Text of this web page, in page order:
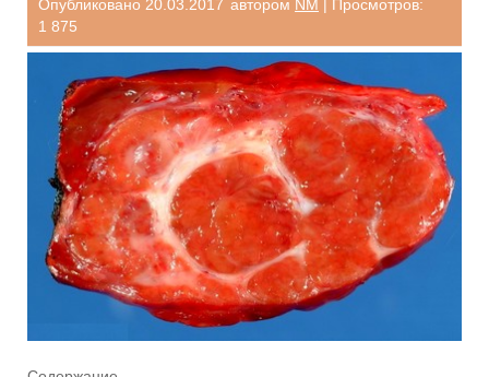
Опубликовано 20.03.2017 автором NM | Просмотров:
1 875